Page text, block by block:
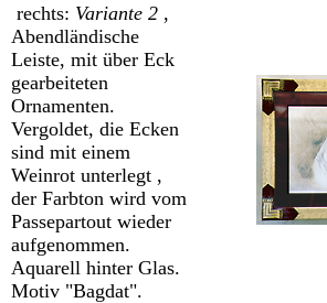
rechts: Variante 2 ,
Abendländische
Leiste, mit über Eck
gearbeiteten
Ornamenten.
Vergoldet, die Ecken
sind mit einem
Weinrot unterlegt ,
der Farbton wird vom
Passepartout wieder
aufgenommen.
Aquarell hinter Glas.
Motiv "Bagdat".